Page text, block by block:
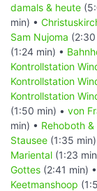
damals & heute
min) •
Sam Nujoma (2:30
(1:24 min) •
Kontrollstation
Kontrollstation
Kontrollstation
(1:50 min) • von
min) • Rehoboth
Stausee (1:35 min)
Mariental (1:23
Gottes (2:41 min) •
Keetmanshoop